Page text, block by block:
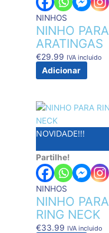
NINHOS
NINHO PARA
ARATINGAS
€29.99 IVA incluido
Adicionar
NOVIDADE!!!
Partilhe!
NINHOS
NINHO PARA
RING NECK
€33.99 IVA incluido